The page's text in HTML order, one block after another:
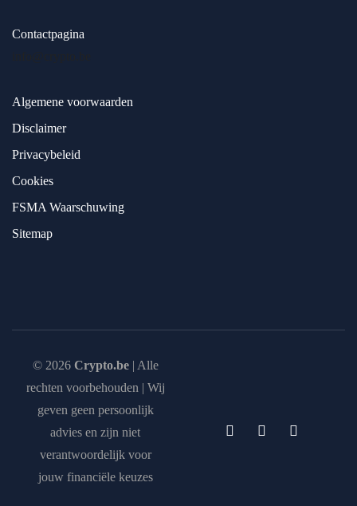
Contactpagina
Algemene voorwaarden
Disclaimer
Privacybeleid
Cookies
FSMA Waarschuwing
Sitemap
© 2026 Crypto.be| Alle
rechten voorbehouden | Wij
geven geen persoonlijk
advies en zijn niet
verantwoordelijk voor
jouw financiële keuzes